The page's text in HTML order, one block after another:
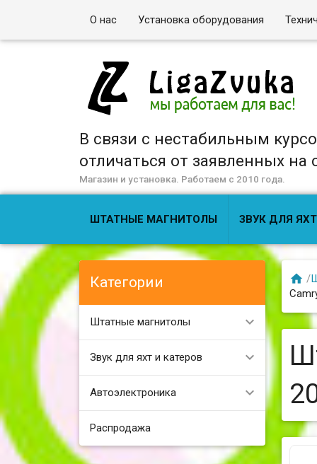
О нас Установка оборудования
В связи с нестабильным
отличаться от заявленных на
Магазин и установка. Работаем с 2010 года.
ШТАТНЫЕ МАГНИТОЛЫ ЗВУК ДЛЯ
Категории
Штатные магнитолы
Звук для яхт и катеров
Автоэлектроника
Распродажа
 /